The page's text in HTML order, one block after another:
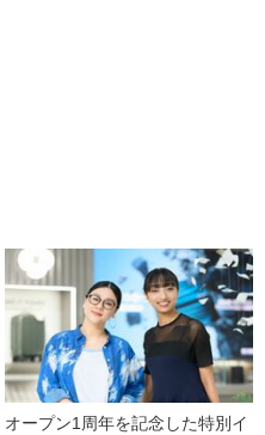
オープン1周年を記念した特別イ